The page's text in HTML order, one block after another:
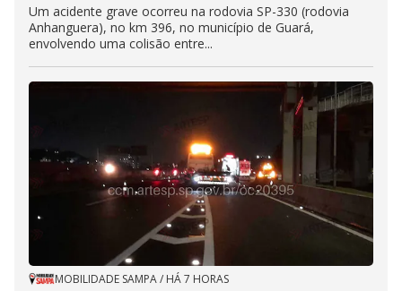
Um acidente grave ocorreu na rodovia SP-330 (rodovia
Anhanguera), no km 396, no município de Guará,
envolvendo uma colisão entre...
MOBILIDADE SAMPA/ HÁ 7 HORAS